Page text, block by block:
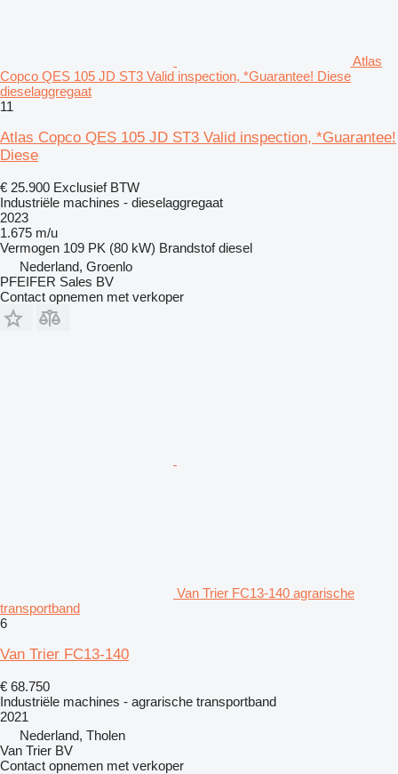
Atlas
Copco QES 105 JD ST3 Valid inspection, *Guarantee! Diese
dieselaggregaat
11
Atlas Copco QES 105 JD ST3 Valid inspection, *Guarantee!
Diese
€ 25.900 Exclusief BTW
Industriële machines - dieselaggregaat
2023
1.675 m/u
Vermogen 109 PK (80 kW) Brandstof diesel
Nederland, Groenlo
PFEIFER Sales BV
Contact opnemen met verkoper
Van Trier FC13-140 agrarische
transportband
6
Van Trier FC13-140
€ 68.750
Industriële machines - agrarische transportband
2021
Nederland, Tholen
Van Trier BV
Contact opnemen met verkoper